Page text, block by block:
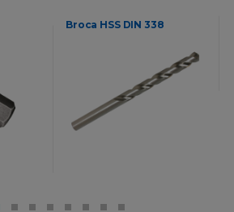
Broca HSS DIN 338